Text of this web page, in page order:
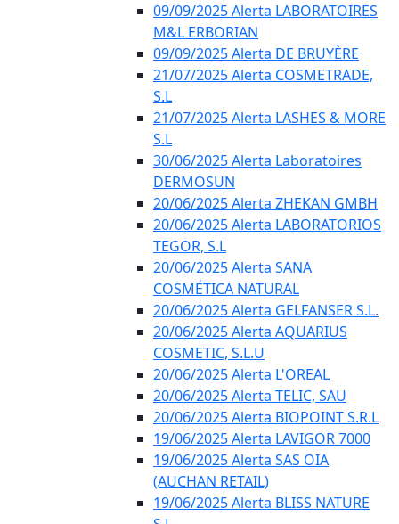
09/09/2025 Alerta LABORATOIRES
M&L ERBORIAN
09/09/2025 Alerta DE BRUYÈRE
21/07/2025 Alerta COSMETRADE,
S.L
21/07/2025 Alerta LASHES & MORE
S.L
30/06/2025 Alerta Laboratoires
DERMOSUN
20/06/2025 Alerta ZHEKAN GMBH
20/06/2025 Alerta LABORATORIOS
TEGOR, S.L
20/06/2025 Alerta SANA
COSMÉTICA NATURAL
20/06/2025 Alerta GELFANSER S.L.
20/06/2025 Alerta AQUARIUS
COSMETIC, S.L.U
20/06/2025 Alerta L'OREAL
20/06/2025 Alerta TELIC, SAU
20/06/2025 Alerta BIOPOINT S.R.L
19/06/2025 Alerta LAVIGOR 7000
19/06/2025 Alerta SAS OIA
(AUCHAN RETAIL)
19/06/2025 Alerta BLISS NATURE